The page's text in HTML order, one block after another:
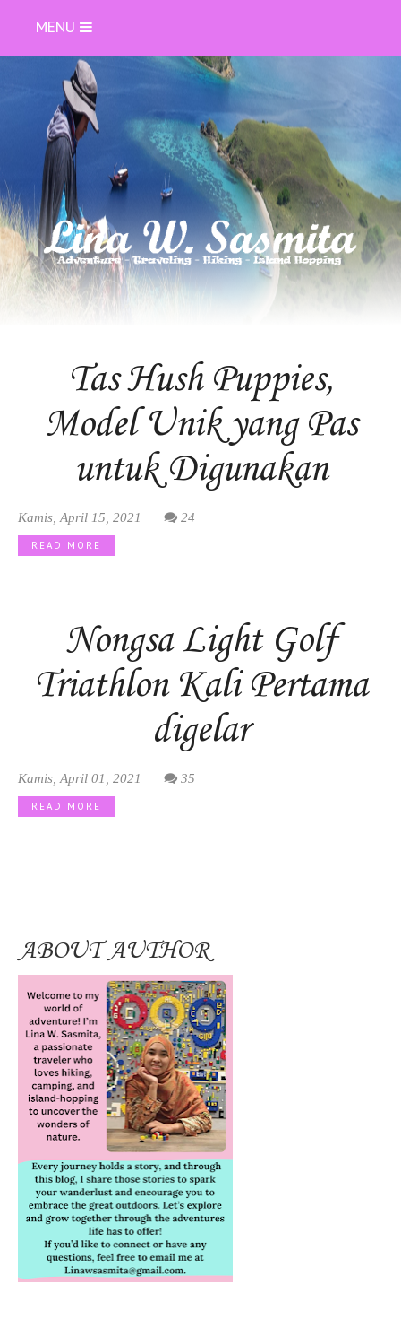
MENU
Tas Hush Puppies,
Model Unik yang Pas
untuk Digunakan
Kamis, April 15, 2021 24
READ MORE
Nongsa Light Golf
Triathlon Kali Pertama
digelar
Kamis, April 01, 2021 35
READ MORE
ABOUT AUTHOR